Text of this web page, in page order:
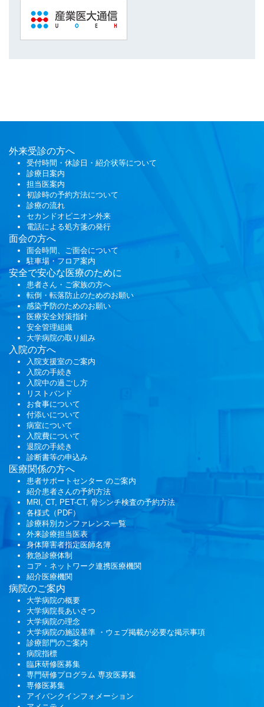
外来受診の方へ
受付時間・休診日・紹介状等について
診療日案内
担当医案内
初診時の予約方法について
診療の流れ
セカンドオピニオン外来
電話による処方箋の発行
面会の方へ
面会時間、ご面会について
駐車場・フロア案内
安全で安心な医療のために
患者さん・ご家族の方へ
転倒・転落防止のためのお願い
感染予防のためのお願い
医療安全対策指針
安全管理組織
大学病院の取り組み
入院の方へ
入院支援室のご案内
入院の手続き
入院中の過ごし方
リストバンド
お食事について
付添いについて
病室について
入院費について
退院の手続き
診断書等の申込み
医療関係の方へ
患者サポートセンター のご案内
紹介患者さんの予約方法
MRI, CT, PET-CT, 骨シンチ検査の予約方法
各様式（PDF）
診療科別カンファレンス一覧
外来診療担当医表
身体障害者指定医師名簿
救急診療体制
コア・ネットワーク連携医療機関
紹介医療機関
病院のご案内
大学病院の概要
大学病院長あいさつ
大学病院の理念
大学病院の施設基準 ・ウェブ掲載が必要な掲示事項
診療部門のご案内
病院指標
臨床研修医募集
専門研修プログラム 専攻医募集
専修医募集
アイバンクインフォメーション